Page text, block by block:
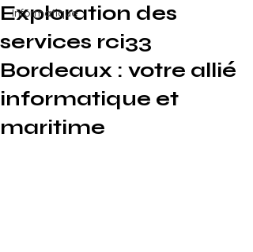
Informatique
Exploration des
services rci33
Bordeaux : votre allié
informatique et
maritime